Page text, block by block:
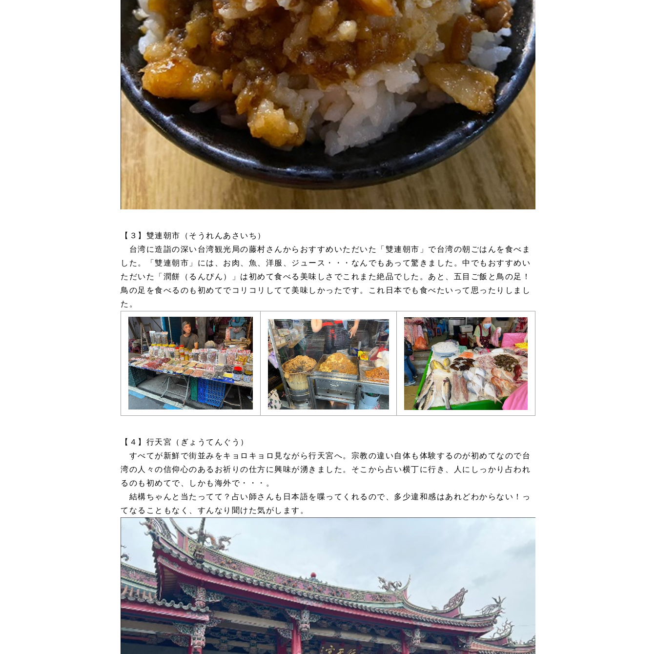
【３】雙連朝市（そうれんあさいち）
台湾に造詣の深い台湾観光局の藤村さんからおすすめいただいた「雙連朝市」で台湾の朝ごはんを食べま
した。「雙連朝市」には、お肉、魚、洋服、ジュース・・・なんでもあって驚きました。中でもおすすめい
ただいた「潤餅（るんぴん）」は初めて食べる美味しさでこれまた絶品でした。あと、五目ご飯と鳥の足！
鳥の足を食べるのも初めてでコリコリしてて美味しかったです。これ日本でも食べたいって思ったりしまし
た。
【４】行天宮（ぎょうてんぐう）
すべてが新鮮で街並みをキョロキョロ見ながら行天宮へ。宗教の違い自体も体験するのが初めてなので台
湾の人々の信仰心のあるお祈りの仕方に興味が湧きました。そこから占い横丁に行き、人にしっかり占われ
るのも初めてで、しかも海外で・・・。
結構ちゃんと当たってて？占い師さんも日本語を喋ってくれるので、多少違和感はあれどわからない！っ
てなることもなく、すんなり聞けた気がします。